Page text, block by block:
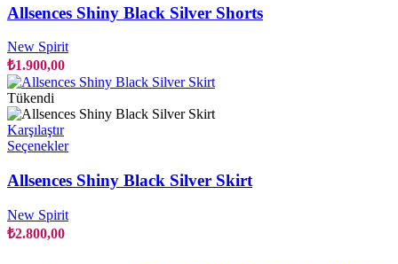
birden
fazla
varyasyonu
var.
ürün
seçilebilir
Allsences Shiny Black Silver Shorts
New Spirit
₺1.900,00
Tükendi
Karşılaştır
SeçeneklerBu
birden
fazla
var.
Allsences Shiny Black Silver Skirt
New Spirit
₺2.800,00